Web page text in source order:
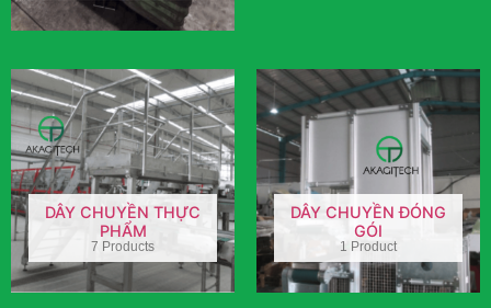
DÂY CHUYỀN THỰC
PHẨM
7 Products
DÂY CHUYỀN ĐÓNG
GÓI
1 Product